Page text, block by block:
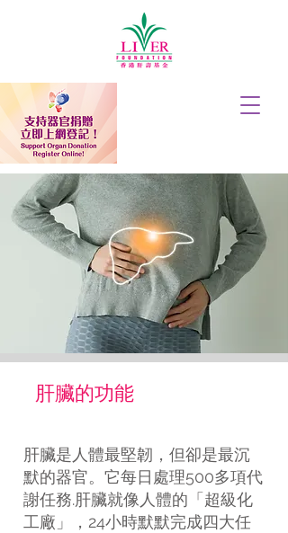
肝臟的功能
肝臟是人體最堅韌，但卻是最沉
默的器官。它每日處理500多項代
謝任務.肝臟就像人體的「超級化
工廠」，24小時默默完成四大任